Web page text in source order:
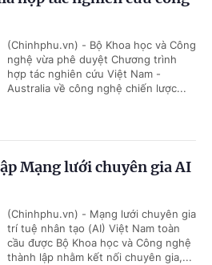
(Chinhphu.vn) - Bộ Khoa học và Công
nghệ vừa phê duyệt Chương trình
hợp tác nghiên cứu Việt Nam -
Australia về công nghệ chiến lược...
Mạng lưới chuyên gia AI
(Chinhphu.vn) - Mạng lưới chuyên gia
trí tuệ nhân tạo (AI) Việt Nam toàn
cầu được Bộ Khoa học và Công nghệ
thành lập nhằm kết nối chuyên gia,...